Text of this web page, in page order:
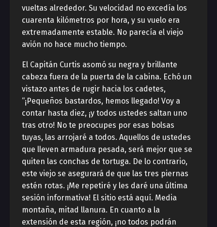
vueltas alrededor. Su velocidad no excedía los
cuarenta kilómetros por hora, y su vuelo era
extremadamente estable. No parecía el viejo
avión no hace mucho tiempo.
El Capitán Curtis asomó su negra y brillante
cabeza fuera de la puerta de la cabina. Echó un
vistazo antes de rugir hacia los cadetes,
“¡Pequeños bastardos, hemos llegado! Voy a
contar hasta diez, ¡y todos ustedes saltan uno
tras otro! No te preocupes por esas bolsas
tuyas, las arrojaré a todos. Aquellos de ustedes
que lleven armadura pesada, será mejor que se
quiten las conchas de tortuga. De lo contrario,
este viejo se asegurará de que las tres piernas
estén rotas. ¡Me repetiré y les daré una última
sesión informativa! El sitio está aquí. Media
montaña, mitad llanura. En cuanto a la
extensión de esta región, ¡no todos podrán